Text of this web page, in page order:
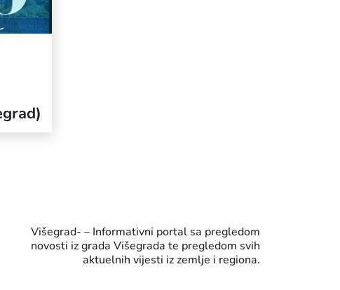
Višegrad- – Informativni portal sa pregledom
novosti iz grada Višegrada te pregledom svih
aktuelnih vijesti iz zemlje i regiona.